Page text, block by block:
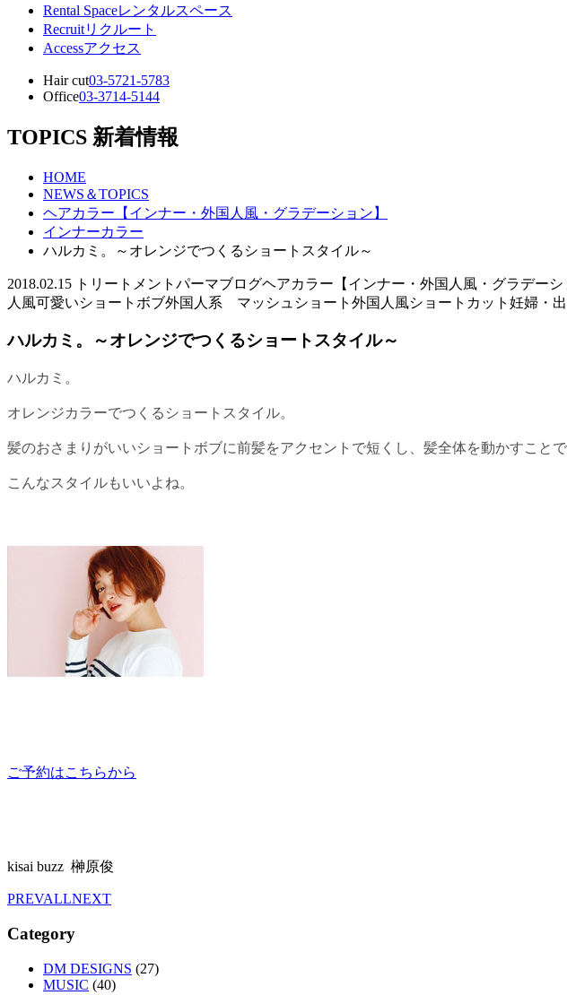
Rental Spaceレンタルスペース
Recruitリクルート
Accessアクセス
Hair cut03-5721-5783
Office03-3714-5144
TOPICS 新着情報
HOME
NEWS＆TOPICS
ヘアカラー【インナー・外国人風・グラデーション】
インナーカラー
ハルカミ。～オレンジでつくるショートスタイル～
2018.02.15 トリートメント パーマブログヘアカラー【インナー・外国人風・グラデーシ
人風可愛いショートボブ外国人系 マッシュショート 外国人風ショートカット 妊婦・
ハルカミ。～オレンジでつくるショートスタイル～
ハルカミ。
オレンジカラーでつくるショートスタイル。
髪のおさまりがいいショートボブに前髪をアクセントで短くし、髪全体を動かすこと
こんなスタイルもいいよね。
ご予約はこちらから
kisai buzz 榊原俊
PREVALLNEXT
Category
DM DESIGNS (27)
MUSIC (40)